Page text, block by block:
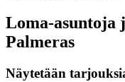
Loma-asuntoja
Palmeras
Näytetään